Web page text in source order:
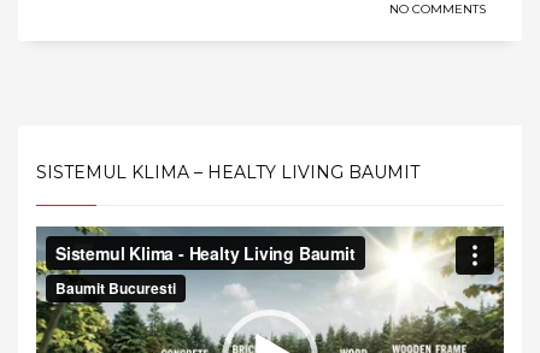
NO COMMENTS
SISTEMUL KLIMA – HEALTY LIVING BAUMIT
Video
Player